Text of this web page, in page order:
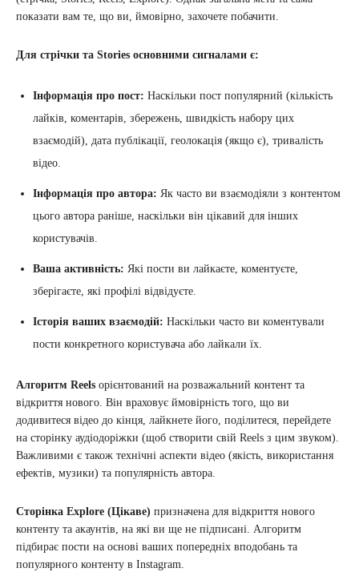
показати вам те, що ви, ймовірно, захочете побачити.
Для стрічки та Stories основними сигналами є:
Інформація про пост: Наскільки пост популярний (кількість
лайків, коментарів, збережень, швидкість набору цих
взаємодій), дата публікації, геолокація (якщо є), тривалість
відео.
Інформація про автора: Як часто ви взаємодіяли з контентом
цього автора раніше, наскільки він цікавий для інших
користувачів.
Ваша активність: Які пости ви лайкаєте, коментуєте,
зберігаєте, які профілі відвідуєте.
Історія ваших взаємодій: Наскільки часто ви коментували
пости конкретного користувача або лайкали їх.
Алгоритм Reels орієнтований на розважальний контент та
відкриття нового. Він враховує ймовірність того, що ви
додивитеся відео до кінця, лайкнете його, поділитеся, перейдете
на сторінку аудіодоріжки (щоб створити свій Reels з цим звуком).
Важливими є також технічні аспекти відео (якість, використання
ефектів, музики) та популярність автора.
Сторінка Explore (Цікаве) призначена для відкриття нового
контенту та акаунтів, на які ви ще не підписані. Алгоритм
підбирає пости на основі ваших попередніх вподобань та
популярного контенту в Instagram.